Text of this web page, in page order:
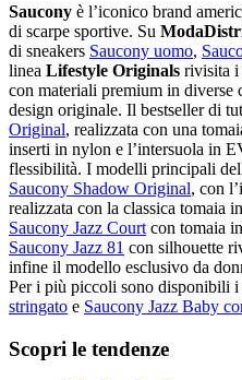
Saucony è l’iconico brand
di scarpe sportive. Su
di sneakers Saucony uomo,
linea Lifestyle Originals rivisita
con materiali premium in diverse
design originale. Il bestseller di
Original, realizzata con una
inserti in nylon e l’intersuola in
flessibilità. I modelli principali
Saucony Shadow Original, con
realizzata con la classica tomaia
Saucony Jazz Court con tomaia
Saucony Jazz 81 con silhouette
infine il modello esclusivo da
Per i più piccoli sono disponibili
stringato e Saucony Jazz Baby
Scopri le tendenze